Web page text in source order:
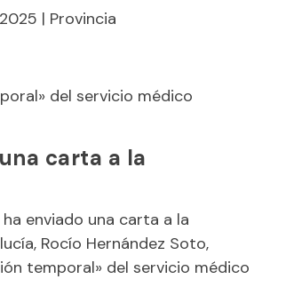
| Provincia
carta a la
enviado una carta a la
Rocío Hernández Soto,
temporal» del servicio médico